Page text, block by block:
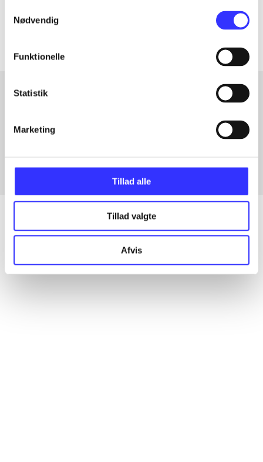
Nødvendig
Funktionelle
Statistik
Marketing
Tillad alle
Tillad valgte
Afvis
Artiklerne i
Fra
Alle registrerede artikler fordelt på udgivelser